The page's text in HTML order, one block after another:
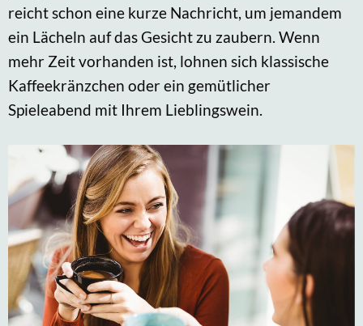
reicht schon eine kurze Nachricht, um jemandem
ein Lächeln auf das Gesicht zu zaubern. Wenn
mehr Zeit vorhanden ist, lohnen sich klassische
Kaffeekränzchen oder ein gemütlicher
Spieleabend mit Ihrem Lieblingswein.